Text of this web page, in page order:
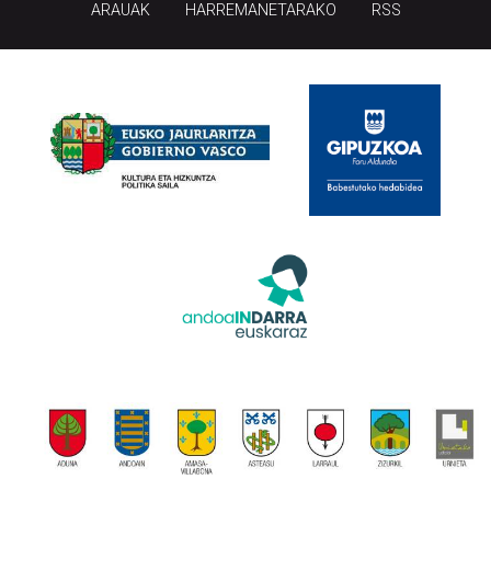
ARAUAK HARREMANETARAKO RSS